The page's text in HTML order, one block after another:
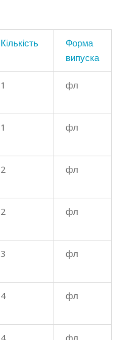
Кількість
Форма
випуска
1 фл
1 фл
2 фл
2 фл
3 фл
4 фл